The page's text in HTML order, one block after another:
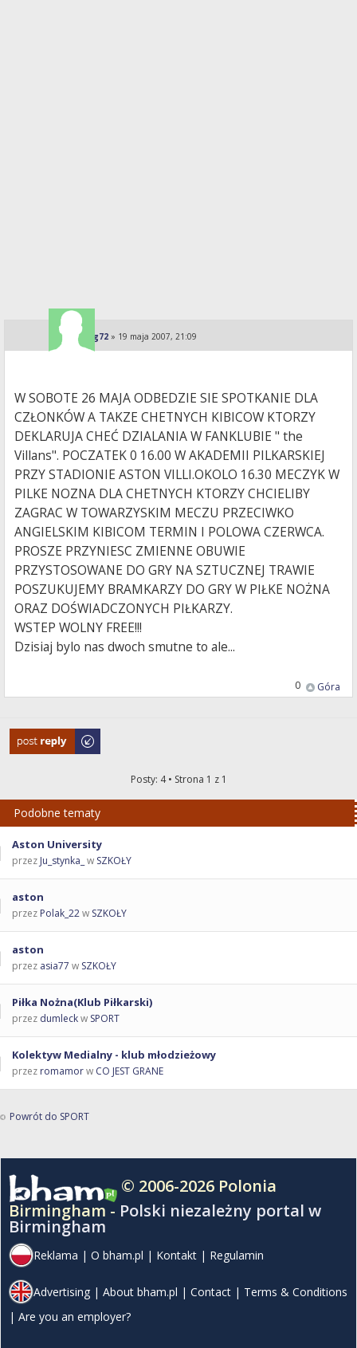
jarolong72 » 19 maja 2007, 21:09
W SOBOTE 26 MAJA ODBEDZIE SIE SPOTKANIE DLA
CZŁONKÓW A TAKZE CHETNYCH KIBICOW KTORZY
DEKLARUJA CHEĆ DZIALANIA W FANKLUBIE " the
Villans". POCZATEK 0 16.00 W AKADEMII PILKARSKIEJ
PRZY STADIONIE ASTON VILLI.OKOLO 16.30 MECZYK W
PILKE NOZNA DLA CHETNYCH KTORZY CHCIELIBY
ZAGRAC W TOWARZYSKIM MECZU PRZECIWKO
ANGIELSKIM KIBICOM TERMIN I POLOWA CZERWCA.
PROSZE PRZYNIESC ZMIENNE OBUWIE
PRZYSTOSOWANE DO GRY NA SZTUCZNEJ TRAWIE
POSZUKUJEMY BRAMKARZY DO GRY W PIŁKE NOŻNA
ORAZ DOŚWIADCZONYCH PIŁKARZY.
WSTEP WOLNY FREE!!!
Dzisiaj bylo nas dwoch smutne to ale...
Góra
0
Odpowiedz
Posty: 4 • Strona 1 z 1
Podobne tematy
Aston University
przez Ju_stynka_ w SZKOŁY
aston
przez Polak_22w SZKOŁY
aston
przez asia77 w SZKOŁY
Piłka Nożna(Klub Piłkarski)
przez dumleckw SPORT
Kolektyw Medialny - klub młodzieżowy
przez romamorw CO JEST GRANE
Powrót do SPORT
© 2006-2026 Polonia
Birmingham - Polski niezależny portal w
Birmingham
Reklama | O bham.pl | Kontakt | Regulamin
Advertising | About bham.pl | Contact | Terms & Conditions
| Are you an employer?